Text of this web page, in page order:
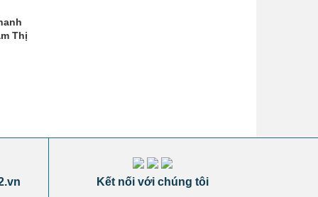
Thị
Kết nối với chúng tôi